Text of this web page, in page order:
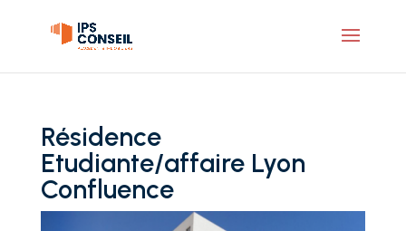
Résidence
Etudiante/affaire Lyon
Confluence